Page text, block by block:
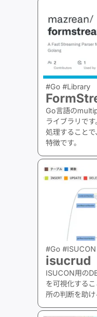
#Go #Library
Go言語の
ライブラリで
処理すること
特徴です。
#Go
isucrud
ISUCON用の
を可視化する
所の判断を助け